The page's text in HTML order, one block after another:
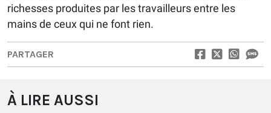
richesses produites par les travailleurs entre les
mains de ceux qui ne font rien.
PARTAGER
À LIRE AUSSI